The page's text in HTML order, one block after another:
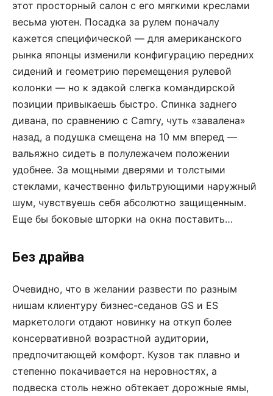
этот просторный салон с его мягкими креслами
весьма уютен. Посадка за рулем поначалу
кажется специфической — для американского
рынка японцы изменили конфигурацию передних
сидений и геометрию перемещения рулевой
колонки — но к эдакой слегка командирской
позиции привыкаешь быстро. Спинка заднего
дивана, по сравнению с Camry, чуть «завалена»
назад, а подуш­ка смещена на 10 мм вперед —
вальяжно сидеть в полулежачем положении
удобнее. За мощными дверями и толстыми
стеклами, качественно фильтрующими наружный
шум, чувствуешь себя абсолютно защищенным.
Еще бы боковые шторки на окна поставить…
Без драйва
Очевидно, что в желании развес­ти по разным
нишам клиентуру бизнес-седанов GS и ES
маркетологи отдают новинку на откуп более
консервативной возрастной аудитории,
предпочитающей комфорт. Кузов так плавно и
степенно покачивается на неровностях, а
подвеска столь нежно обтекает дорожные ямы,